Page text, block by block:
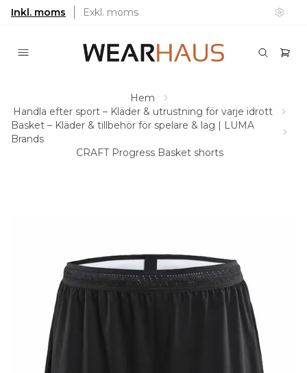
Inkl. moms Exkl. moms
Hem
Handla efter sport – Kläder & utrustning för varje idrott
Basket – Kläder & tillbehör för spelare & lag | LUMA
Brands
CRAFT Progress Basket shorts